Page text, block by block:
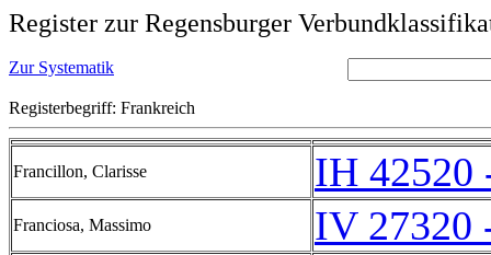
Register zur Regensburger
Zur Systematik
Registerbegriff: Frankreich
Francillon, Clarisse IH 42520
Franciosa, Massimo IV 27320